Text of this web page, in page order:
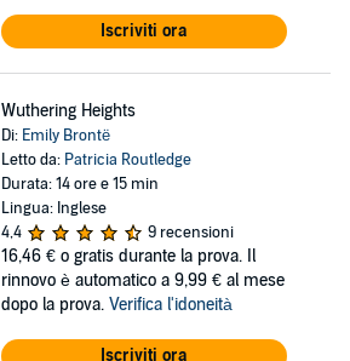
Iscriviti ora
Wuthering Heights
Di: Emily Brontë
Letto da: Patricia Routledge
Durata: 14 ore e 15 min
Lingua: Inglese
4,4
9 recensioni
16,46 € o gratis durante la prova. Il
rinnovo è automatico a 9,99 € al mese
dopo la prova. Verifica l'idoneità
Iscriviti ora